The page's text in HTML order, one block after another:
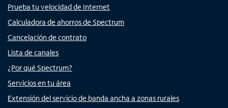
Prueba tu velocidad de Internet
Calculadora de ahorros de Spectrum
Cancelación de contrato
Lista de canales
¿Por qué Spectrum?
Servicios en tu área
Extensión del servicio de banda ancha a zonas rurales